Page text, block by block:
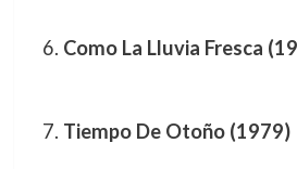
Como La Lluvia Fresca
Tiempo De Otoño (1979)